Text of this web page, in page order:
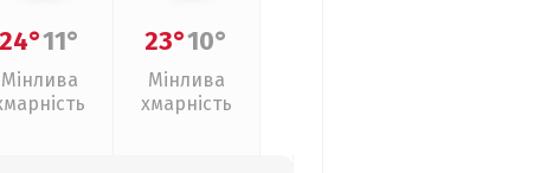
24°11°
Мінлива
23°10°
Мінлива
хмарність